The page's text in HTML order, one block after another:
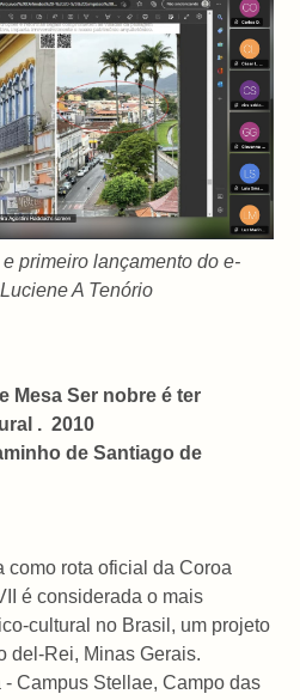
primeiro lançamento do e-
A Tenório
Mesa Ser nobre é ter
. 2010
de Santiago de
como rota oficial da Coroa
é considerada o mais
cultural no Brasil, um projeto
del-Rei, Minas Gerais.
Campus Stellae, Campo das